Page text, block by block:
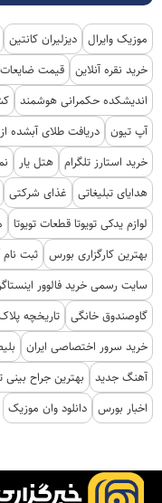
موزیک وایرال دیزلیران کانتین
خرید نقره آنلاین قیمت ضایعات
اندیشکده حکمرانی هوشمند
آپ تیون
دریافت طلای آبشده
خرید استارز تلگرام هتل یار
هدایای تبلیغاتی
غذای شرکتی
لوازم یدکی تویوتا قطعات تویوتا
بهترین کارگزاری بورس
ثبت
سایت رسمی خرید فالوور
گاوصندوق خانگی تاریخچه
خرید سرور اختصاصی ایران
آهنگ جدید
بهترین جراح بینی
اخبار بورس دانلود وان موزیک